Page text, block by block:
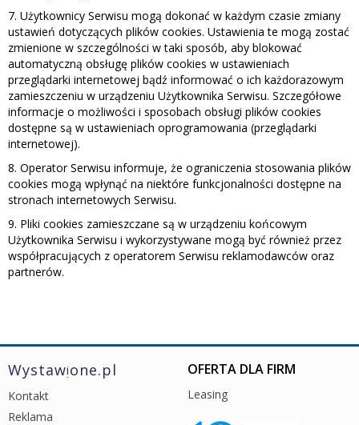
7. Użytkownicy Serwisu mogą dokonać w każdym czasie zmiany
ustawień dotyczących plików cookies. Ustawienia te mogą zostać
zmienione w szczególności w taki sposób, aby blokować
automatyczną obsługę plików cookies w ustawieniach
przeglądarki internetowej bądź informować o ich każdorazowym
zamieszczeniu w urządzeniu Użytkownika Serwisu. Szczegółowe
informacje o możliwości i sposobach obsługi plików cookies
dostępne są w ustawieniach oprogramowania (przeglądarki
internetowej).
8. Operator Serwisu informuje, że ograniczenia stosowania plików
cookies mogą wpłynąć na niektóre funkcjonalności dostępne na
stronach internetowych Serwisu.
9. Pliki cookies zamieszczane są w urządzeniu końcowym
Użytkownika Serwisu i wykorzystywane mogą być również przez
współpracujących z operatorem Serwisu reklamodawców oraz
partnerów.
Wystawione.pl
Kontakt
Reklama
OFERTA DLA FIRM
Leasing